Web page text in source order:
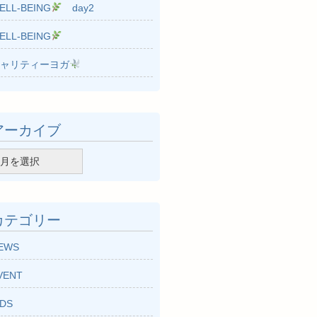
BEING day2
BEING
リティーヨガ
ーカイブ
テゴリー